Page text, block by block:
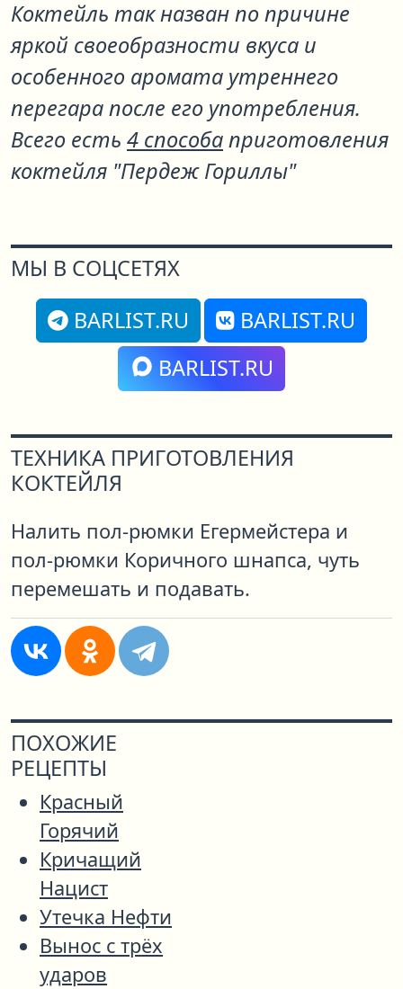
Коктейль так назван по причине
яркой своеобразности вкуса и
особенного аромата утреннего
перегара после его употребления.
Всего есть 4 способаприготовления
коктейля "Пердеж Гориллы"
МЫ В СОЦСЕТЯХ
BARLIST.RU
BARLIST.RU
BARLIST.RU
ТЕХНИКА ПРИГОТОВЛЕНИЯ
КОКТЕЙЛЯ
Налить пол-рюмки Егермейстера и
пол-рюмки Коричного шнапса, чуть
перемешать и подавать.
ПОХОЖИЕ
РЕЦЕПТЫ
Красный
Горячий
Кричащий
Нацист
Утечка Нефти
Вынос с трёх
ударов